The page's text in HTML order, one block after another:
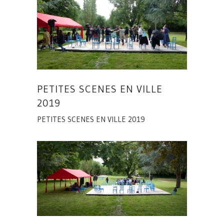
PETITES SCENES EN VILLE
2019
PETITES SCENES EN VILLE 2019